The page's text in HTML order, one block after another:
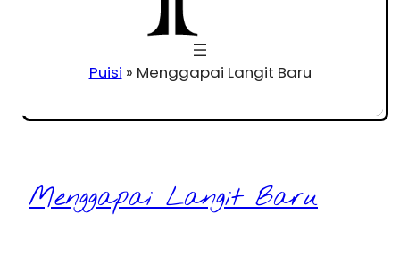
Puisi » Menggapai Langit Baru
Menggapai Langit Baru